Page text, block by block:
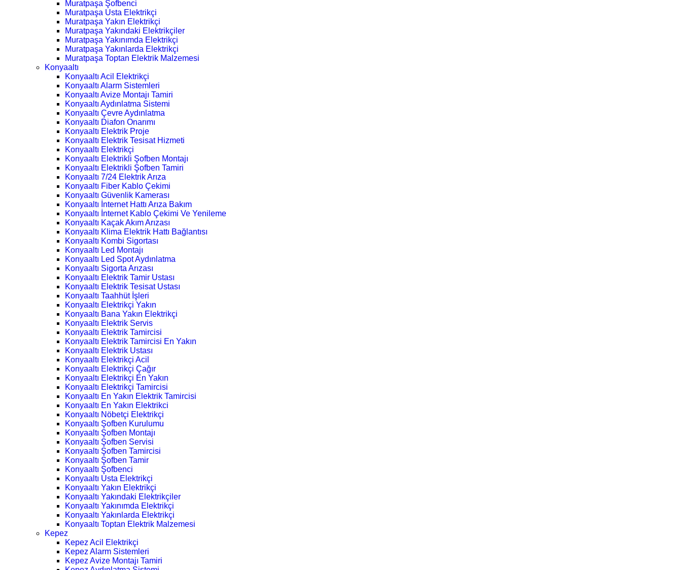
Muratpaşa Şofbenci
Muratpaşa Usta Elektrikçi
Muratpaşa Yakın Elektrikçi
Muratpaşa Yakındaki Elektrikçiler
Muratpaşa Yakınımda Elektrikçi
Muratpaşa Yakınlarda Elektrikçi
Muratpaşa Toptan Elektrik Malzemesi
Konyaaltı
Konyaaltı Acil Elektrikçi
Konyaaltı Alarm Sistemleri
Konyaaltı Avize Montajı Tamiri
Konyaaltı Aydınlatma Sistemi
Konyaaltı Çevre Aydınlatma
Konyaaltı Diafon Onarımı
Konyaaltı Elektrik Proje
Konyaaltı Elektrik Tesisat Hizmeti
Konyaaltı Elektrikçi
Konyaaltı Elektrikli Şofben Montajı
Konyaaltı Elektrikli Şofben Tamiri
Konyaaltı 7/24 Elektrik Arıza
Konyaaltı Fiber Kablo Çekimi
Konyaaltı Güvenlik Kamerası
Konyaaltı İnternet Hattı Arıza Bakım
Konyaaltı İnternet Kablo Çekimi Ve Yenileme
Konyaaltı Kaçak Akım Arızası
Konyaaltı Klima Elektrik Hattı Bağlantısı
Konyaaltı Kombi Sigortası
Konyaaltı Led Montajı
Konyaaltı Led Spot Aydınlatma
Konyaaltı Sigorta Arızası
Konyaaltı Elektrik Tamir Ustası
Konyaaltı Elektrik Tesisat Ustası
Konyaaltı Taahhüt İşleri
Konyaaltı Elektrikçi Yakın
Konyaaltı Bana Yakın Elektrikçi
Konyaaltı Elektrik Servis
Konyaaltı Elektrik Tamircisi
Konyaaltı Elektrik Tamircisi En Yakın
Konyaaltı Elektrik Ustası
Konyaaltı Elektrikçi Acil
Konyaaltı Elektrikçi Çağır
Konyaaltı Elektrikçi En Yakın
Konyaaltı Elektrikçi Tamircisi
Konyaaltı En Yakın Elektrik Tamircisi
Konyaaltı En Yakın Elektrikci
Konyaaltı Nöbetçi Elektrikçi
Konyaaltı Şofben Kurulumu
Konyaaltı Şofben Montajı
Konyaaltı Şofben Servisi
Konyaaltı Şofben Tamircisi
Konyaaltı Şofben Tamir
Konyaaltı Şofbenci
Konyaaltı Usta Elektrikçi
Konyaaltı Yakın Elektrikçi
Konyaaltı Yakındaki Elektrikçiler
Konyaaltı Yakınımda Elektrikçi
Konyaaltı Yakınlarda Elektrikçi
Konyaaltı Toptan Elektrik Malzemesi
Kepez
Kepez Acil Elektrikçi
Kepez Alarm Sistemleri
Kepez Avize Montajı Tamiri